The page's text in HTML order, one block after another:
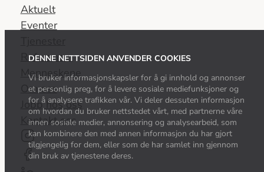
DENNE NETTSIDEN ANVENDER COOKIES
Vi bruker informasjonskapsler for å gi innhold og annonser
et personlig preg, for å levere sosiale mediefunksjoner og
for å analysere trafikken vår. Vi deler dessuten informasjon
om hvordan du bruker nettstedet vårt, med partnerne våre
innen sosiale medier, annonsering og analysearbeid, som
kan kombinere den med annen informasjon du har gjort
tilgjengelig for dem, eller som de har samlet inn gjennom
din bruk av tjenestene deres.
av
Nova
Group
Aktuelt
Eventer
Referanser
Menneskene
Om oss
Jobb hos oss
Kontakt oss